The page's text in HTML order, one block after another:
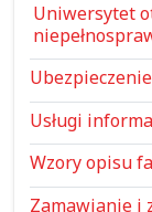
Uniwersytet
Usługi
Wzory opisu
Zamawianie i